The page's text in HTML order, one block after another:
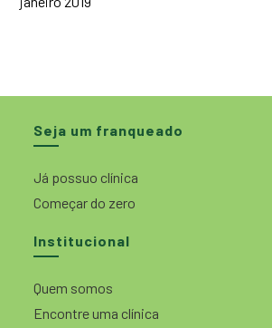
Seja um franqueado
Já possuo clínica
Começar do zero
Institucional
Quem somos
Encontre uma clínica